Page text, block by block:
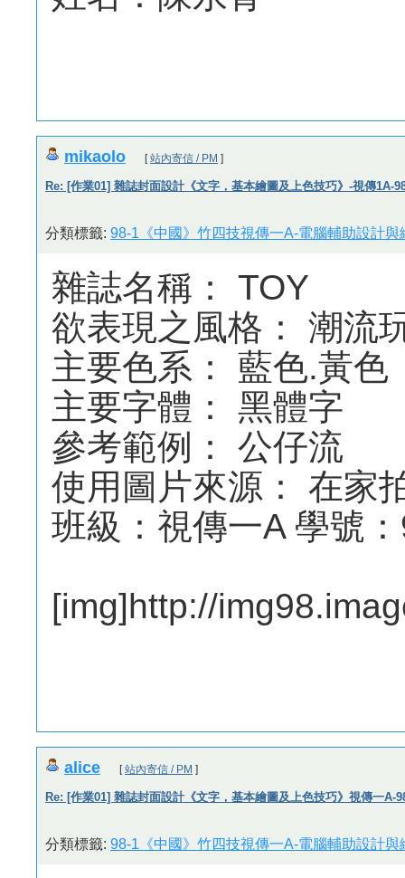
mikaolo [站內寄信 / PM ]
Re: [作業01] 雜誌封面設計《文字，基本繪圖及上色技巧》-視傳1A-
分類標籤: 98-1《中國》竹四技視傳一A-電腦輔助設計與
雜誌名稱： TOY
欲表現之風格： 潮流
主要色系： 藍色.黃色
主要字體： 黑體字
參考範例： 公仔流
使用圖片來源： 在家
班級：視傳一A 學號
[img]http://
alice [站內寄信 / PM ]
Re: [作業01] 雜誌封面設計《文字，基本繪圖及上色技巧》視傳一A-
分類標籤: 98-1《中國》竹四技視傳一A-電腦輔助設計與